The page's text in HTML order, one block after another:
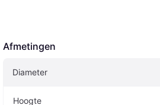
Afmetingen
Diameter
Hoogte